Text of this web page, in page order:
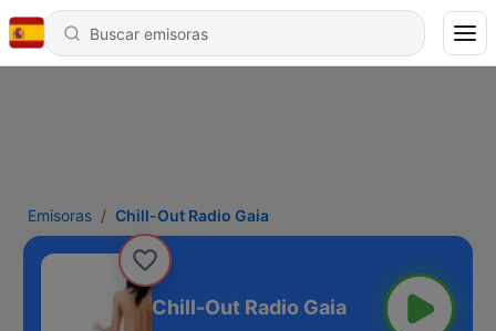
Emisoras Chill-Out Radio Gaia
Chill-Out Radio Gaia